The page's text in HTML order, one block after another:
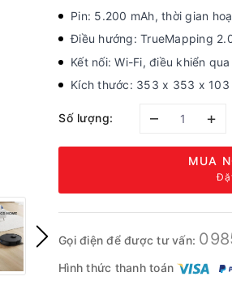
Pin: 5.200 mAh, thời gian
Điều hướng: TrueMapping
Kết nối: Wi-Fi, điều khiển
Kích thước: 353 x 353 x 103
Số lượng: – +
MUA
Gọi điện để được tư vấn:
Hình thức thanh toán